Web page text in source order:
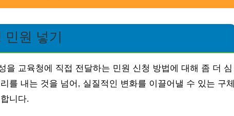
민원 넣기
을 교육청에 직접 전달하는 민원 신청 방법에 대해 좀 더 심
를 내는 것을 넘어, 실질적인 변화를 이끌어낼 수 있는 구체
니다.